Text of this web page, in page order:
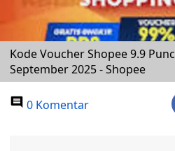
Kode Voucher Shopee 9.9
September 2025 - Shopee
0 Komentar